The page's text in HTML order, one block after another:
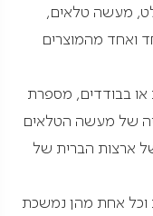
מעשה טלאים,
ואחד מהמוצרים
או בבודדים, מספרת
של מעשה הטלאים
ארצות הברית של
וכל אחת מהן נמשכת